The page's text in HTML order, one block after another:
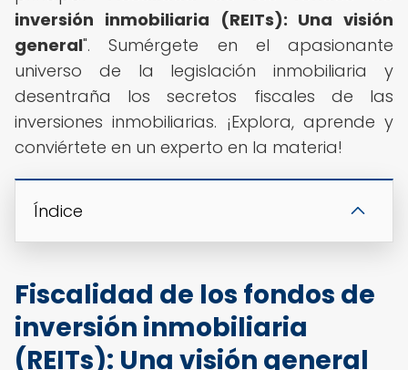
inversión inmobiliaria (REITs): Una visión
general". Sumérgete en el apasionante
universo de la legislación inmobiliaria y
desentraña los secretos fiscales de las
inversiones inmobiliarias. ¡Explora, aprende y
conviértete en un experto en la materia!
Índice
Fiscalidad de los fondos de
inversión inmobiliaria
(REITs): Una visión general